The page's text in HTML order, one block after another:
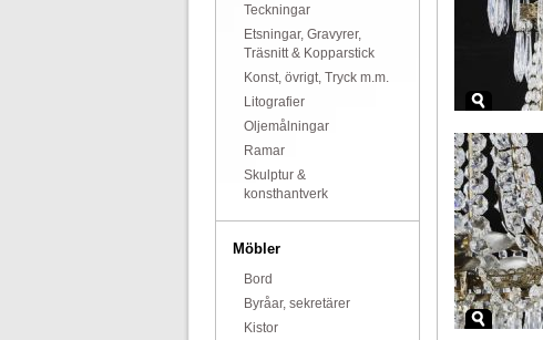
Teckningar
Etsningar, Gravyrer,
Träsnitt & Kopparstick
Konst, övrigt, Tryck m.m.
Litografier
Oljemålningar
Ramar
Skulptur &
konsthantverk
Möbler
Bord
Byråar, sekretärer
Kistor